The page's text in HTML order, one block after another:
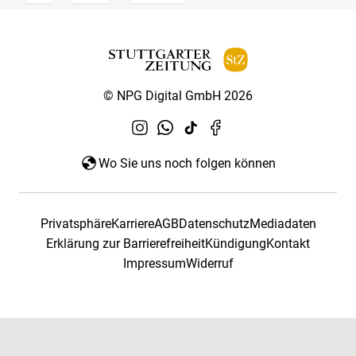
© NPG Digital GmbH 2026
Wo Sie uns noch folgen können
PrivatsphäreKarriereAGBDatenschutzMediadaten
Erklärung zur BarrierefreiheitKündigungKontakt
ImpressumWiderruf